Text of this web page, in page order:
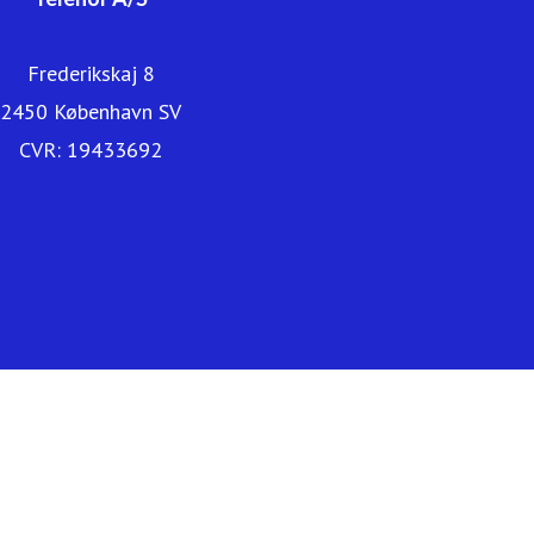
Frederikskaj 8
2450 København SV
CVR: 19433692